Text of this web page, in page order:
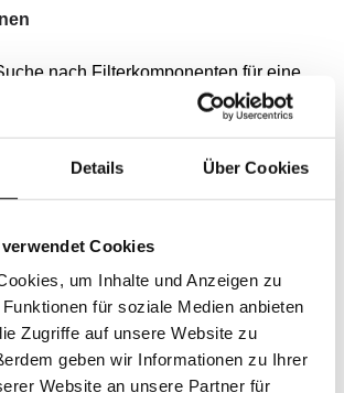
Details Über Cookies
Cookies
um Inhalte und Anzeigen zu
für soziale Medien anbieten
Zugriffe auf unsere Website zu
geben wir Informationen zu Ihrer
Website an unsere Partner für
nach Filterkomponenten für eine
spezialisiert, darunter Bagger,
Lader, kleine Kräne, Baggerlader,
nach Marke und Modell.
umfasst Tausende von Maschinen
wie: Caterpillar, Kubota, Volvo, Liebherr,
Deutz, Fendt, New Holland, Claas,
Deutz, Husqvarna, Hitachi, Prinoth,
Linde, Still, Jungheinrich.